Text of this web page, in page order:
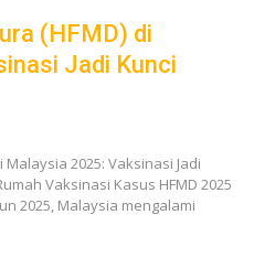
(HFMD) di
Jadi Kunci
Malaysia 2025: Vaksinasi Jadi
Vaksinasi Kasus HFMD 2025
2025, Malaysia mengalami